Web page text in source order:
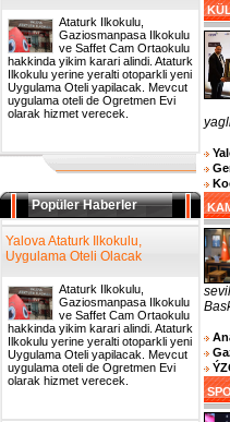
Ataturk Ilkokulu,
Gaziosmanpasa Ilkokulu
ve Saffet Cam Ortaokulu
hakkinda yikim karari alindi. Ataturk
Ilkokulu yerine yeralti otoparkli yeni
Uygulama Oteli yapilacak. Mevcut
uygulama oteli de Ogretmen Evi
olarak hizmet verecek.
Popüler Haberler
Yalova Ataturk Ilkokulu,
Uygulama Oteli Olacak
Ataturk Ilkokulu,
Gaziosmanpasa Ilkokulu
ve Saffet Cam Ortaokulu
hakkinda yikim karari alindi. Ataturk
Ilkokulu yerine yeralti otoparkli yeni
Uygulama Oteli yapilacak. Mevcut
uygulama oteli de Ogretmen Evi
olarak hizmet verecek.